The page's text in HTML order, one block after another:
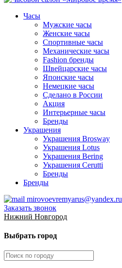
Часы
Мужские часы
Женские часы
Спортивные часы
Механические часы
Fashion бренды
Швейцарские часы
Японские часы
Немецкие часы
Сделано в России
Акция
Интерьерные часы
Бренды
Украшения
Украшения Brosway
Украшения Lotus
Украшения Bering
Украшения Cerutti
Бренды
Бренды
mirovoevremyarus@yandex.ru
Заказать звонок
Нижний Новгород
Выбрать город